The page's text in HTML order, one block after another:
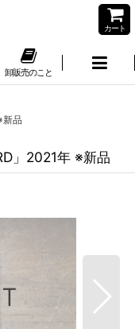
カート
卸販売のこと
新品
」2021年 ※新品